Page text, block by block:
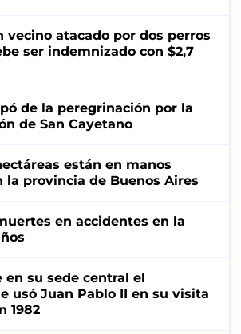
vecino atacado por dos perros
ser indemnizado con $2,7
de la peregrinación por la
de San Cayetano
están en manos
la provincia de Buenos Aires
en accidentes en la
en su sede central el
usó Juan Pablo II en su visita
1982